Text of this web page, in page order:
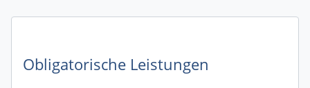
Obligatorische Leistungen